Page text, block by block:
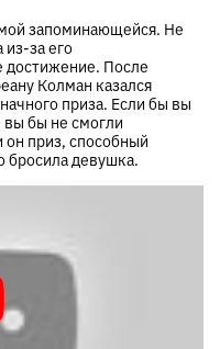
запоминающейся. Не
за его
достижение. После
Колман казался
приза. Если бы вы
вы бы не смогли
он приз, способный
бросила девушка.